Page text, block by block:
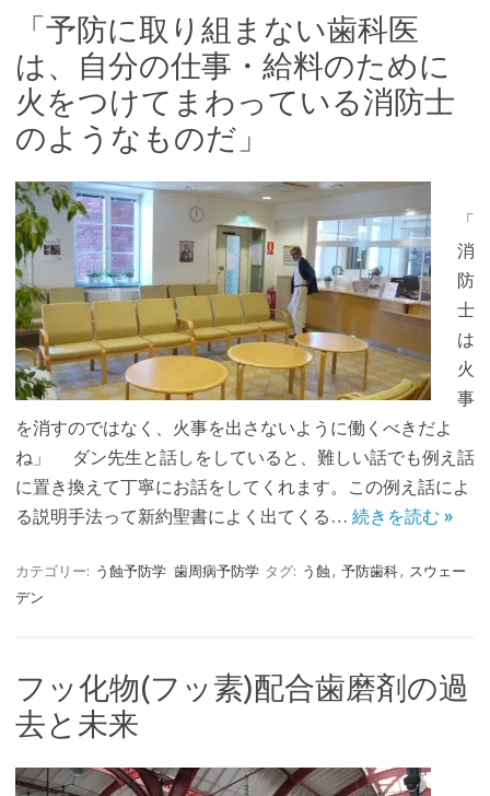
「予防に取り組まない歯科医
は、自分の仕事・給料のために
火をつけてまわっている消防士
のようなものだ」
「
消
防
士
は
火
事
を消すのではなく、火事を出さないように働くべきだよ
ね」 ダン先生と話しをしていると、難しい話でも例え話
に置き換えて丁寧にお話をしてくれます。この例え話によ
る説明手法って新約聖書によく出てくる… 続きを読む »
カテゴリー: う蝕予防学 歯周病予防学 タグ: う蝕 , 予防歯科, スウェー
デン
フッ化物(フッ素)配合歯磨剤の過
去と未来